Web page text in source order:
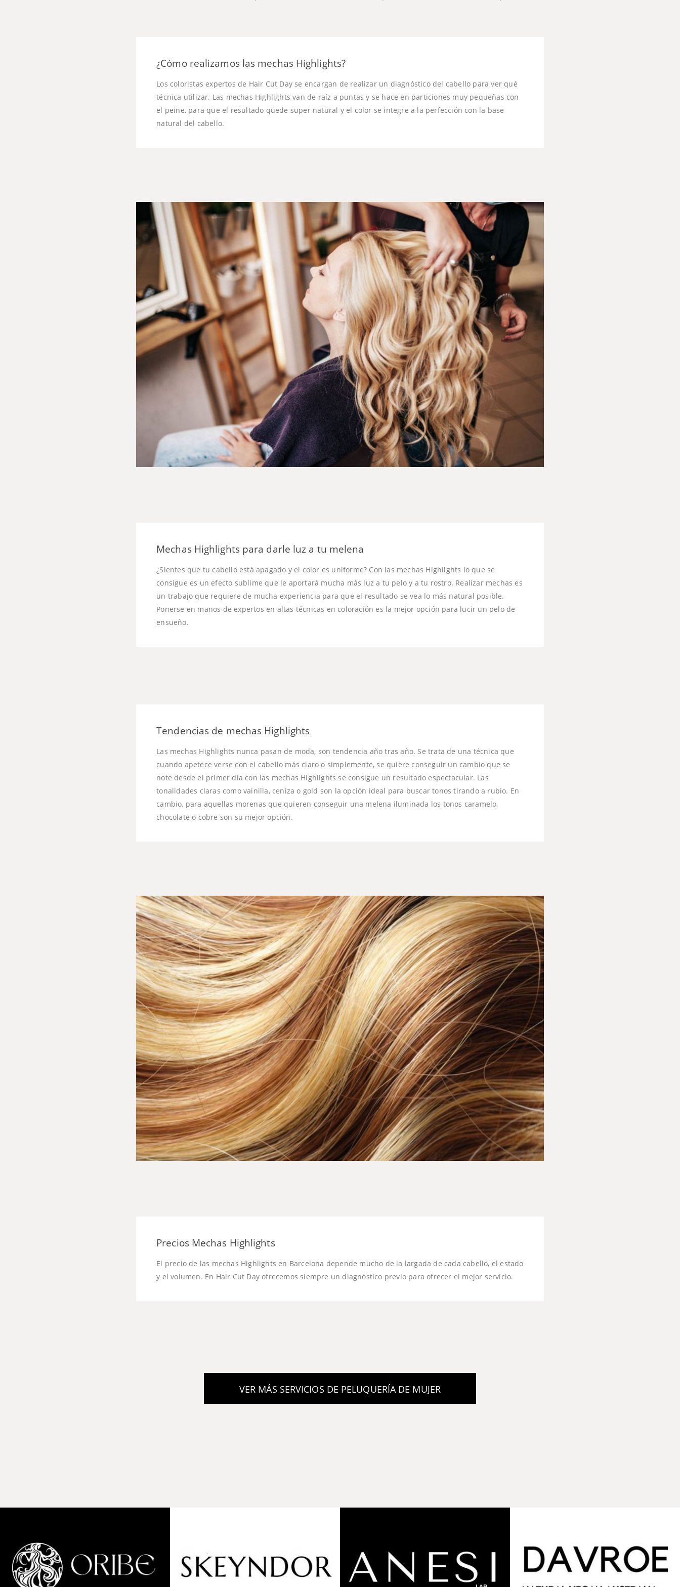
¿Cómo realizamos las mechas Highlights?
Los coloristas expertos de Hair Cut Day se encargan de realizar un diagnóstico del cabello para ver qué
técnica utilizar. Las mechas Highlights van de raíz a puntas y se hace en particiones muy pequeñas con
el peine, para que el resultado quede super natural y el color se integre a la perfección con la base
natural del cabello.
Mechas Highlights para darle luz a tu melena
¿Sientes que tu cabello está apagado y el color es uniforme? Con las mechas Highlights lo que se
consigue es un efecto sublime que le aportará mucha más luz a tu pelo y a tu rostro. Realizar mechas es
un trabajo que requiere de mucha experiencia para que el resultado se vea lo más natural posible.
Ponerse en manos de expertos en altas técnicas en coloración es la mejor opción para lucir un pelo de
ensueño.
Tendencias de mechas Highlights
Las mechas Highlights nunca pasan de moda, son tendencia año tras año. Se trata de una técnica que
cuando apetece verse con el cabello más claro o simplemente, se quiere conseguir un cambio que se
note desde el primer día con las mechas Highlights se consigue un resultado espectacular. Las
tonalidades claras como vainilla, ceniza o gold son la opción ideal para buscar tonos tirando a rubio. En
cambio, para aquellas morenas que quieren conseguir una melena iluminada los tonos caramelo,
chocolate o cobre son su mejor opción.
Precios Mechas Highlights
El precio de las mechas Highlights en Barcelona depende mucho de la largada de cada cabello, el estado
y el volumen. En Hair Cut Day ofrecemos siempre un diagnóstico previo para ofrecer el mejor servicio.